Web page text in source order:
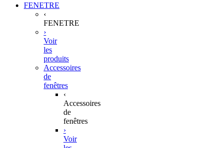
FENETRE
‹
FENETRE
›
Voir
les
produits
Accessoires
de
fenêtres
‹
Accessoires
de
fenêtres
›
Voir